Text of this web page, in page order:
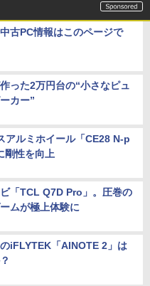
古PC情報はこのページで
った2万円台の“小さなピュ
カー”
アルミホイール「CE28 N-p
剛性を向上
「TCL Q7D Pro」。圧巻の
ムが極上体験に
iFLYTEK「AINOTE 2」は